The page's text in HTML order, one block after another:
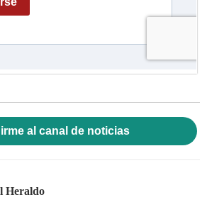
al canal de noticias
Heraldo